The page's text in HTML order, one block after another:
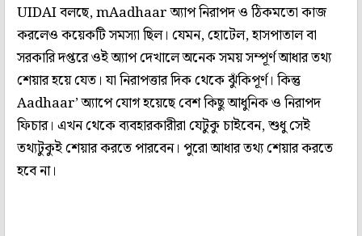
UIDAI বলছে, mAadhaar অ্যাপ নিরাপদ ও ঠিকমতো কাজ
করলেও কয়েকটি সমস্যা ছিল। যেমন, হোটেল, হাসপাতাল বা
সরকারি দপ্তরে ওই অ্যাপ দেখালে অনেক সময় সম্পূর্ণ আধার তথ্য
শেয়ার হয়ে যেত। যা নিরাপত্তার দিক থেকে ঝুঁকিপূর্ণ। কিন্তু
Aadhaar’ অ্যাপে যোগ হয়েছে বেশ কিছু আধুনিক ও নিরাপদ
ফিচার। এখন থেকে ব্যবহারকারীরা যেটুকু চাইবেন, শুধু সেই
তথ্যটুকুই শেয়ার করতে পারবেন। পুরো আধার তথ্য শেয়ার করতে
হবে না।